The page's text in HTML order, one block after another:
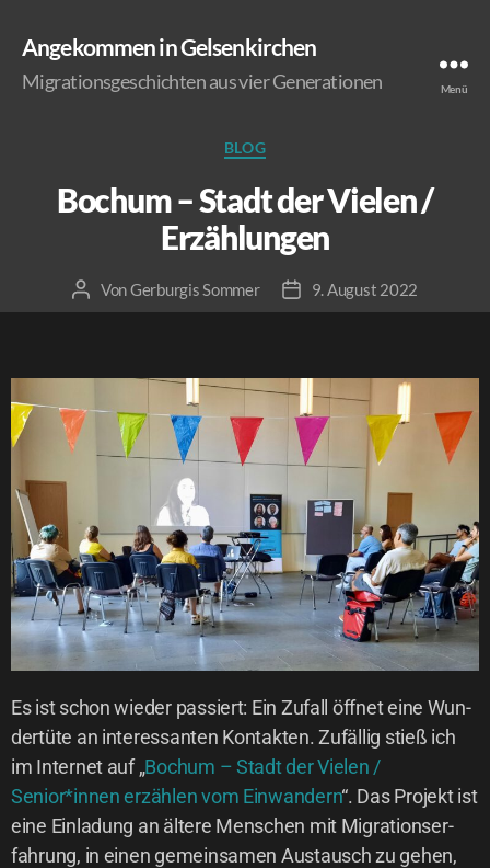
Angekommen in Gelsenkirchen
Migrationsgeschichten aus vier Generationen Menü
BLOG
Bochum – Stadt der Vie­len /
Erzählungen
VonGerburgis Sommer 9. August 2022
Es ist schon wie­der pas­siert: Ein Zufall öff­net eine Wun­
der­tü­te an inter­es­san­ten Kon­tak­ten. Zufäl­lig stieß ich
im Inter­net auf „Bochum – Stadt der Vie­len /
Senior*innen erzäh­len vom Ein­wan­dern“. Das Pro­jekt ist
eine Ein­la­dung an älte­re Men­schen mit Migra­ti­ons­er­
fah­rung, in einen gemein­sa­men Aus­tausch zu gehen,